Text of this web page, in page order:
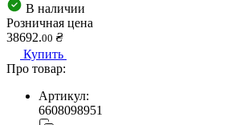
В наличии
Розничная цена
38692.00 ₴
Купить
Про товар:
Артикул:
6608098951